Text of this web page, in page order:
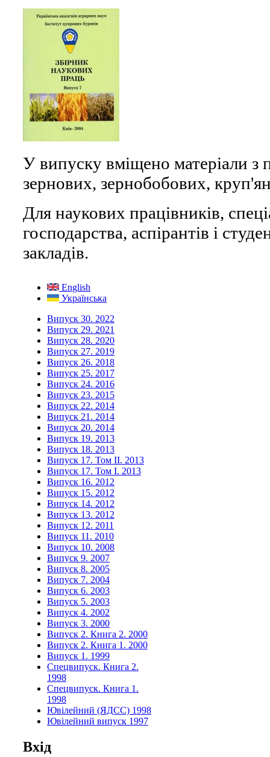
У випуску вміщено матеріали з
зернових, зернобобових,
Для наукових працівників,
господарства, аспірантів і
закладів.
English
Українська
Випуск 30. 2022
Випуск 29. 2021
Випуск 28. 2020
Випуск 27. 2019
Випуск 26. 2018
Випуск 25. 2017
Випуск 24. 2016
Випуск 23. 2015
Випуск 22. 2014
Випуск 21. 2014
Випуск 20. 2014
Випуск 19. 2013
Випуск 18. 2013
Випуск 17. Том ІІ. 2013
Випуск 17. Том І. 2013
Випуск 16. 2012
Випуск 15. 2012
Випуск 14. 2012
Випуск 13. 2012
Випуск 12. 2011
Випуск 11. 2010
Випуск 10. 2008
Випуск 9. 2007
Випуск 8. 2005
Випуск 7. 2004
Випуск 6. 2003
Випуск 5. 2003
Випуск 4. 2002
Випуск 3. 2000
Випуск 2. Книга 2. 2000
Випуск 2. Книга 1. 2000
Випуск 1. 1999
Спецвипуск. Книга 2.
1998
Спецвипуск. Книга 1.
1998
Ювілейний (ЯДСС) 1998
Ювілейний випуск 1997
Вхід